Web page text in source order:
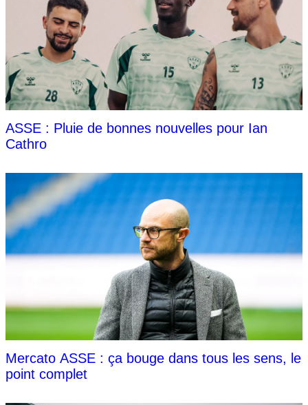
ASSE : Pluie de bonnes nouvelles pour Ian
Cathro
Mercato ASSE : ça bouge dans tous les sens, le
point complet